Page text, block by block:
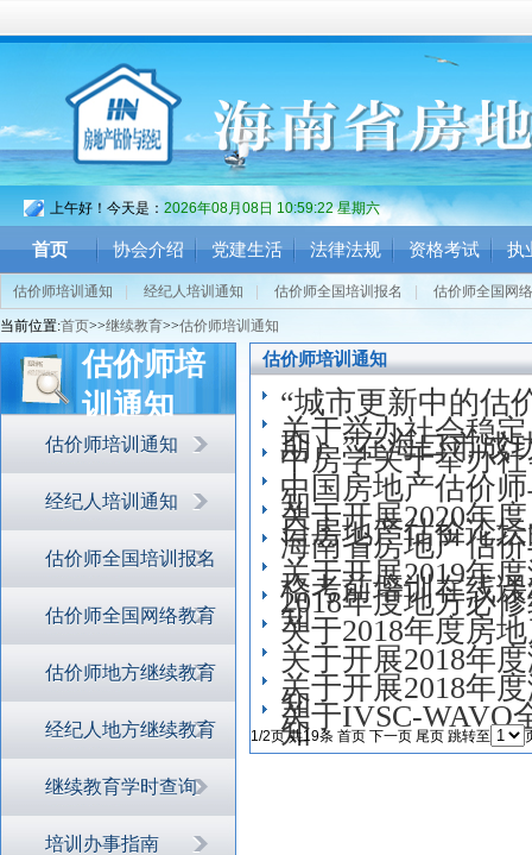
上午好！今天是： 2026年08月08日 10:59:22 星期六
首页 协会介绍 党建生活 法律法规 资格考试 执
估价师培训通知 经纪人培训通知 估价师全国培训报名 估价师全国网
当前位置:首页>>继续教育>>估价师培训通知
估价师培
训通知
估价师培训通知
经纪人培训通知
估价师全国培训报名
估价师全国网络教育
估价师地方继续教育
经纪人地方继续教育
继续教育学时查询
培训办事指南
估价师培训通知
“城市更新中的估
期）”在海口市成
关于举办社会稳
中房学关于举办
知
中国房地产估价
日房地产估价论
关于开展2020年
海南省房地产估
格考前培训在线
关于开展2019年
知
2018年度地方必
关于2018年度房
关于开展2018年
知
关于开展2018年
知
关于IVSC-WAVO
1/2页 共19条 首页 下一页 尾页 跳转至